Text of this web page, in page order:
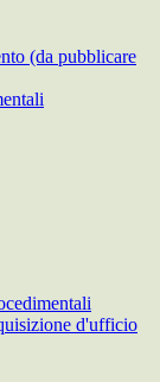
(da pubblicare
d'ufficio